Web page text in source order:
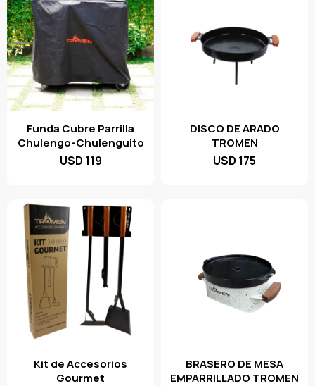
Funda Cubre Parrilla
Chulengo-Chulenguito
USD 119
DISCO DE ARADO
TROMEN
USD 175
Kit de Accesorios
Gourmet
BRASERO DE MESA
EMPARRILLADO TROMEN